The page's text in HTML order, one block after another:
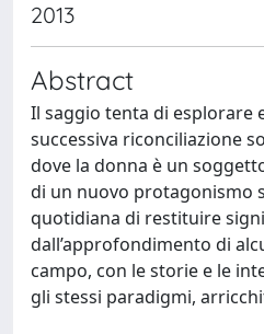
2013
Abstract
Il saggio tenta di esplorare
successiva riconciliazione
dove la donna è un
di un nuovo protagonismo
quotidiana di restituire
dall’approfondimento di
campo, con le storie e le
gli stessi paradigmi,